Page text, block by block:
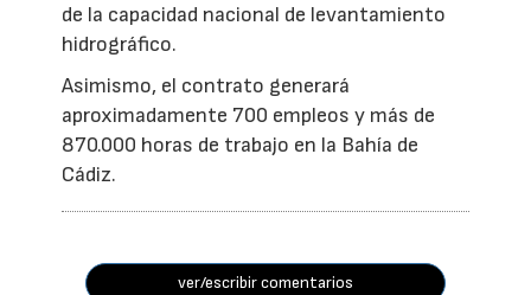
de la capacidad nacional de levantamiento
hidrográfico.
Asimismo, el contrato generará
aproximadamente 700 empleos y más de
870.000 horas de trabajo en la Bahía de
Cádiz.
ver/escribir comentarios